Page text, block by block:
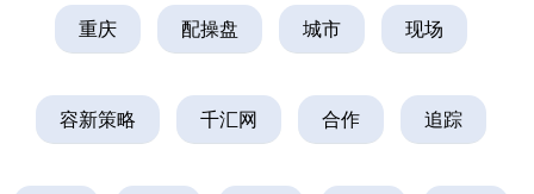
重庆 配操盘 城市 现场
容新策略 千汇网 合作 追踪